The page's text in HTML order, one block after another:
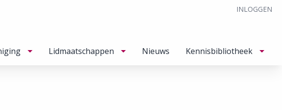
INLOGGEN
Lidmaatschappen Nieuws Kennisbibliotheek